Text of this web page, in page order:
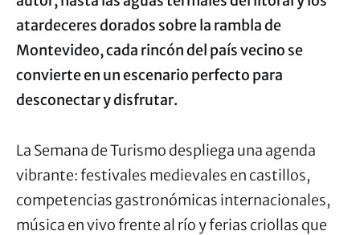
atardeceres dorados sobre la rambla de
Montevideo, cada rincón del país vecino se
convierte en un escenario perfecto para
desconectar y disfrutar.
La Semana de Turismo despliega una agenda
vibrante: festivales medievales en castillos,
competencias gastronómicas internacionales,
música en vivo frente al río y ferias criollas que